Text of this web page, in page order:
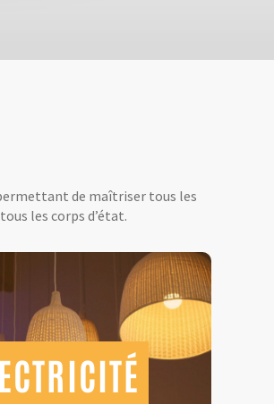
de maîtriser tous les
les corps d’état.